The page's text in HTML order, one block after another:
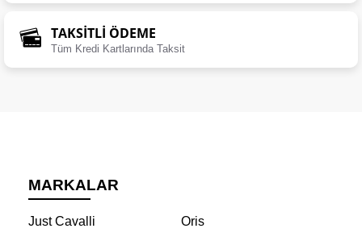
TAKSİTLİ ÖDEME
Tüm Kredi Kartlarında Taksit
MARKALAR
Just Cavalli
Oris